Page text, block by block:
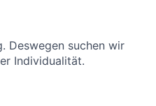
Deswegen suchen wir
Individualität.